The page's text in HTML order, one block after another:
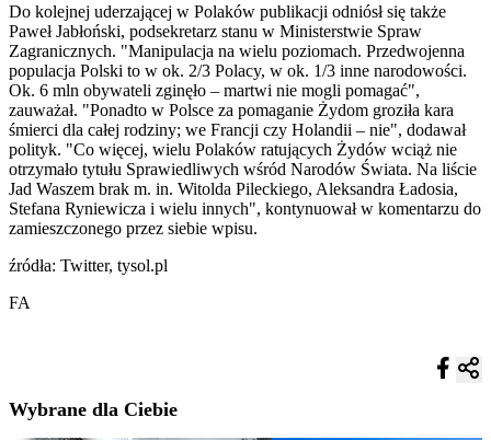
Do kolejnej uderzającej w Polaków publikacji odniósł się także
Paweł Jabłoński, podsekretarz stanu w Ministerstwie Spraw
Zagranicznych. "Manipulacja na wielu poziomach. Przedwojenna
populacja Polski to w ok. 2/3 Polacy, w ok. 1/3 inne narodowości.
Ok. 6 mln obywateli zginęło – martwi nie mogli pomagać",
zauważał. "Ponadto w Polsce za pomaganie Żydom groziła kara
śmierci dla całej rodziny; we Francji czy Holandii – nie", dodawał
polityk. "Co więcej, wielu Polaków ratujących Żydów wciąż nie
otrzymało tytułu Sprawiedliwych wśród Narodów Świata. Na liście
Jad Waszem brak m. in. Witolda Pileckiego, Aleksandra Ładosia,
Stefana Ryniewicza i wielu innych", kontynuował w komentarzu do
zamieszczonego przez siebie wpisu.
źródła: Twitter, tysol.pl
FA
Wybrane dla Ciebie